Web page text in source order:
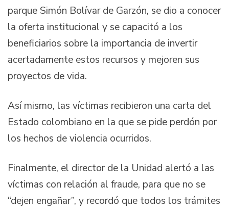
parque Simón Bolívar de Garzón, se dio a conocer
la oferta institucional y se capacitó a los
beneficiarios sobre la importancia de invertir
acertadamente estos recursos y mejoren sus
proyectos de vida.
Así mismo, las víctimas recibieron una carta del
Estado colombiano en la que se pide perdón por
los hechos de violencia ocurridos.
Finalmente, el director de la Unidad alertó a las
víctimas con relación al fraude, para que no se
“dejen engañar”, y recordó que todos los trámites